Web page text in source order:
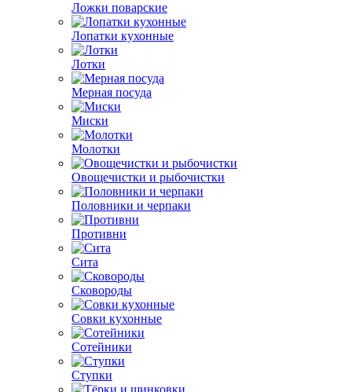
Ложки поварские
Лопатки кухонные
Лотки
Мерная посуда
Миски
Молотки
Овощечистки и рыбочистки
Половники и черпаки
Противни
Сита
Сковороды
Совки кухонные
Сотейники
Ступки